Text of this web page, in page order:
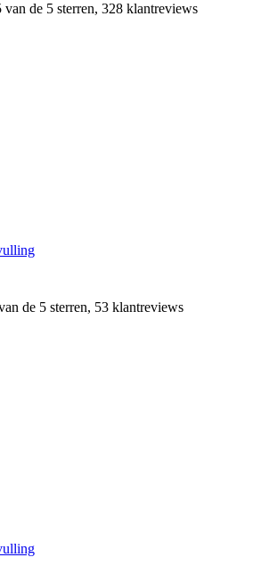
van de 5 sterren, 328 klantreviews
de 5 sterren, 53 klantreviews